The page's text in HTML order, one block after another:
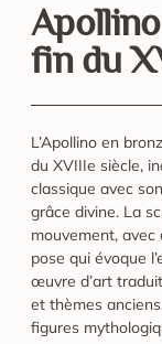
fin du
L’Apollino en
du XVIIIe siècle,
classique avec
grâce divine. La
mouvement,
pose qui évoque
œuvre d’art
et thèmes
figures